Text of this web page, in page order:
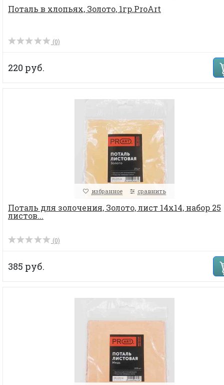
Поталь в хлопьях, Золото, 1гр.ProArt
(0)
220 руб.
избранное сравнить
Поталь для золочения, Золото, лист 14х14, набор 25
листов...
(0)
385 руб.